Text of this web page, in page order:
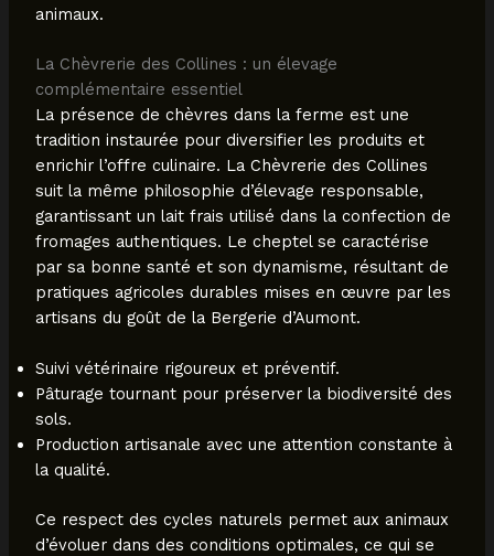
animaux.
La Chèvrerie des Collines : un élevage
complémentaire essentiel
La présence de chèvres dans la ferme est une
tradition instaurée pour diversifier les produits et
enrichir l’offre culinaire. La Chèvrerie des Collines
suit la même philosophie d’élevage responsable,
garantissant un lait frais utilisé dans la confection de
fromages authentiques. Le cheptel se caractérise
par sa bonne santé et son dynamisme, résultant de
pratiques agricoles durables mises en œuvre par les
artisans du goût de la Bergerie d’Aumont.
Suivi vétérinaire rigoureux et préventif.
Pâturage tournant pour préserver la biodiversité des
sols.
Production artisanale avec une attention constante à
la qualité.
Ce respect des cycles naturels permet aux animaux
d’évoluer dans des conditions optimales, ce qui se